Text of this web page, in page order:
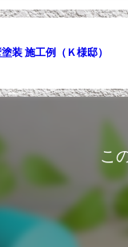
装 施工例（Ｋ様邸）
こ